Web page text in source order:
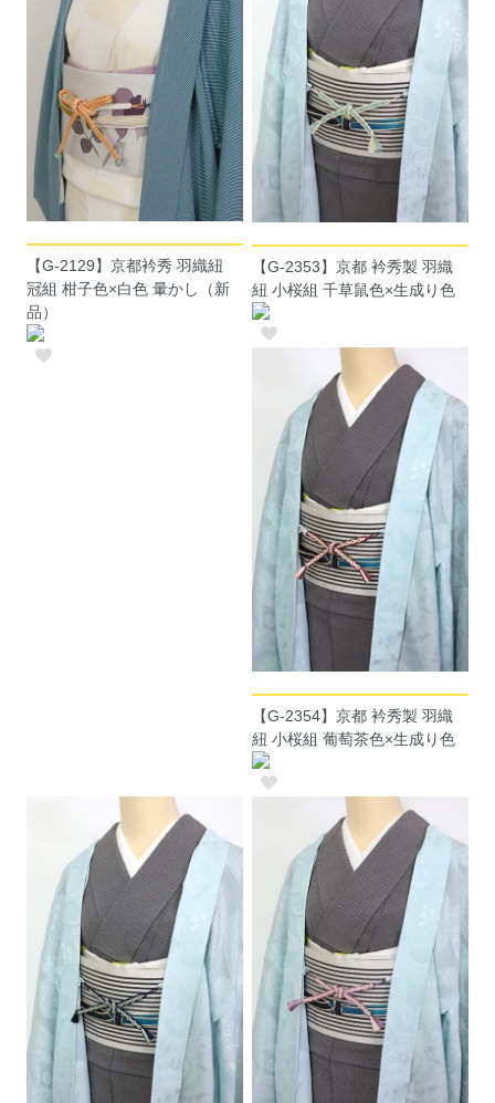
【G-2129】京都衿秀 羽織紐
冠組 柑子色×白色 暈かし（新
品）
【G-2353】京都 衿秀製 羽織
紐 小桜組 千草鼠色×生成り色
【G-2354】京都 衿秀製 羽織
紐 小桜組 葡萄茶色×生成り色